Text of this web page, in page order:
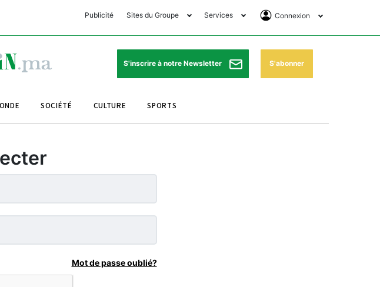
Publicité Sites du Groupe
Club Avantages
Le Matin Sports
Le Matin Store
Services
Horaires de prières
Pharmacies de garde
Programme TV
Connexion
Se Connecter
Abonnement
S'inscrire à notre Newsletter S'abonner
SOCIÉTÉ CULTURE SPORTS
Mot de passe oublié?